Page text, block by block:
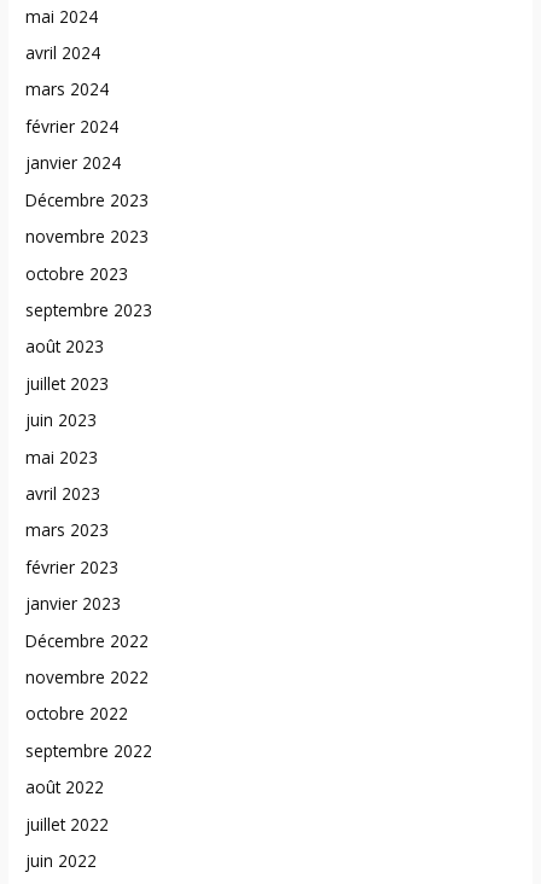
mai 2024
avril 2024
mars 2024
février 2024
janvier 2024
Décembre 2023
novembre 2023
octobre 2023
septembre 2023
août 2023
juillet 2023
juin 2023
mai 2023
avril 2023
mars 2023
février 2023
janvier 2023
Décembre 2022
novembre 2022
octobre 2022
septembre 2022
août 2022
juillet 2022
juin 2022